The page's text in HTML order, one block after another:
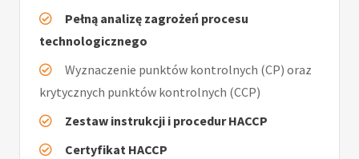
Pełną analizę zagrożeń procesu
technologicznego
Wyznaczenie punktów kontrolnych (CP) oraz
krytycznych punktów kontrolnych (CCP)
Zestaw instrukcji i procedur HACCP
Certyfikat HACCP